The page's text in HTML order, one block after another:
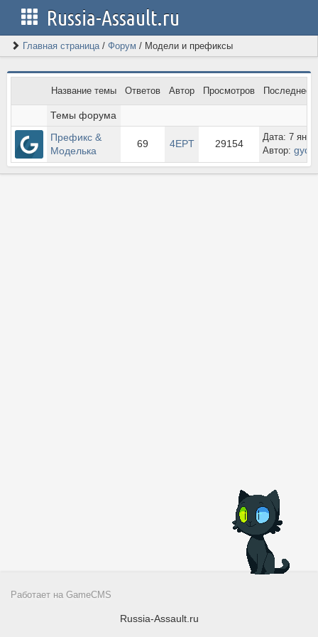
Russia-Assault.ru
Главная страница/ Форум / Модели и префиксы
Название темы Ответов Автор Просмотров Последнее
Темы форума
Префикс &
Моделька
69 4EPT 29154
Дата: 7
Автор:
Работает на GameCMS
Russia-Assault.ru